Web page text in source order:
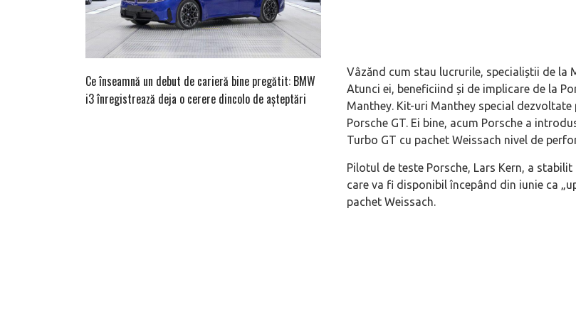
Vâzănd cum stau lucrurile, specialiștii de la
Atunci ei, beneficiind și de implicare de la
Manthey. Kit-uri Manthey special
Porsche GT. Ei bine, acum Porsche a
Turbo GT cu pachet Weissach nivel de
Pilotul de teste Porsche, Lars Kern, a
care va fi disponibil începând din iunie ca
pachet Weissach.
Ce înseamnă un debut de carieră bine pregătit: BMW
i3 înregistrează deja o cerere dincolo de așteptări
Versiune MINI Countryman încă nelansată oficial, dată
pe mâna fetelor în competiția off-road Rebelle Rally